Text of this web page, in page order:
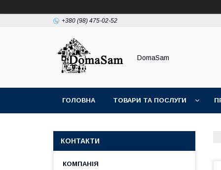
+380 (98) 475-02-52
DomaSam
ГОЛОВНА ТОВАРИ ТА ПОСЛУГИ
КОНТАКТИ